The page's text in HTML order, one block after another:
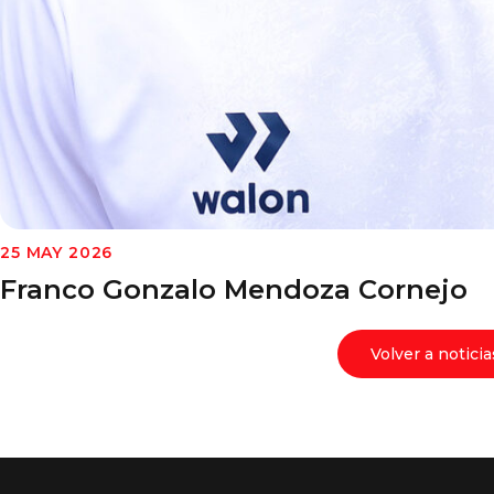
25 MAY 2026
Franco Gonzalo Mendoza Cornejo
Volver a